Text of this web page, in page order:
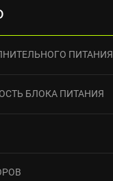
ПИТАНИЯ
БЛОКА ПИТАНИЯ